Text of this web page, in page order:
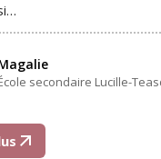
secondaire Lucille-